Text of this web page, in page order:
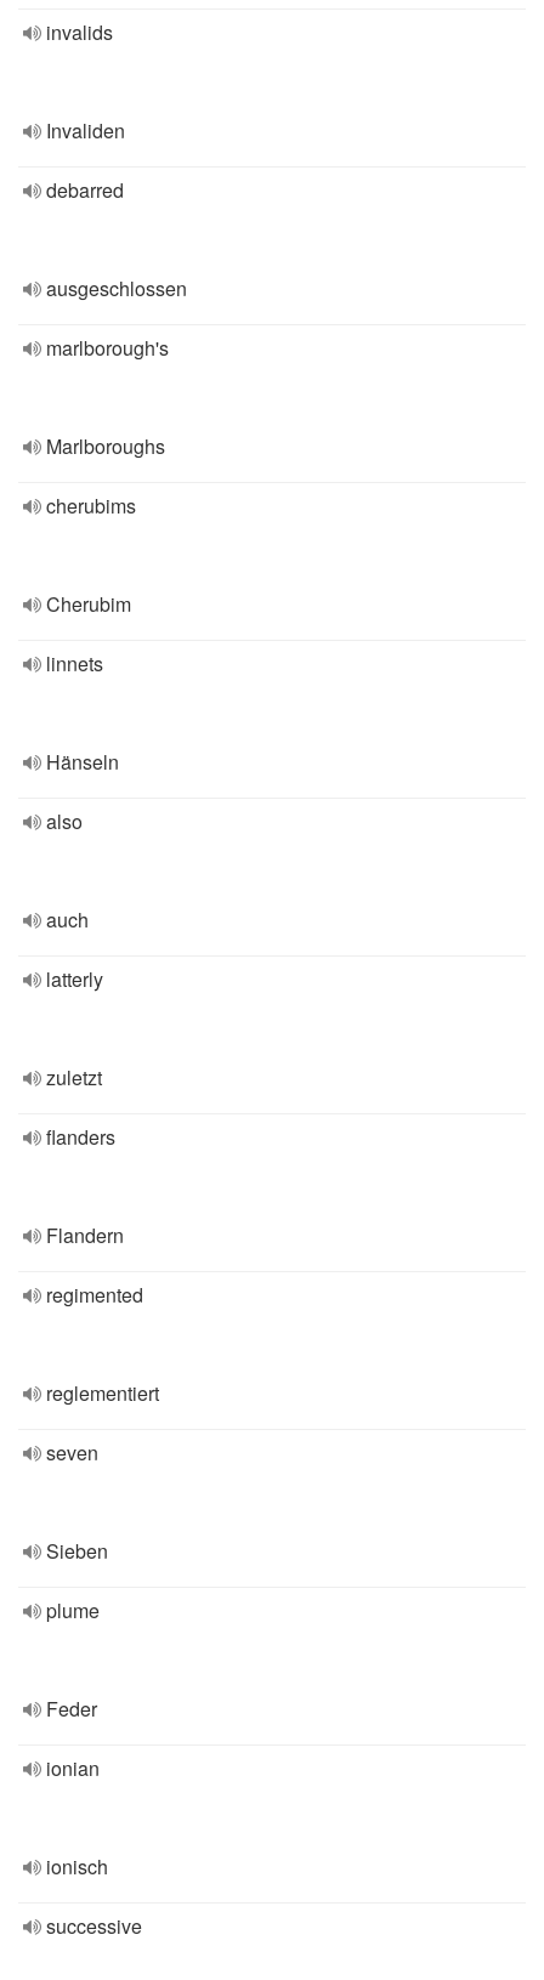
invalids
Invaliden
debarred
ausgeschlossen
marlborough's
Marlboroughs
cherubims
Cherubim
linnets
Hänseln
also
auch
latterly
zuletzt
flanders
Flandern
regimented
reglementiert
seven
Sieben
plume
Feder
ionian
ionisch
successive